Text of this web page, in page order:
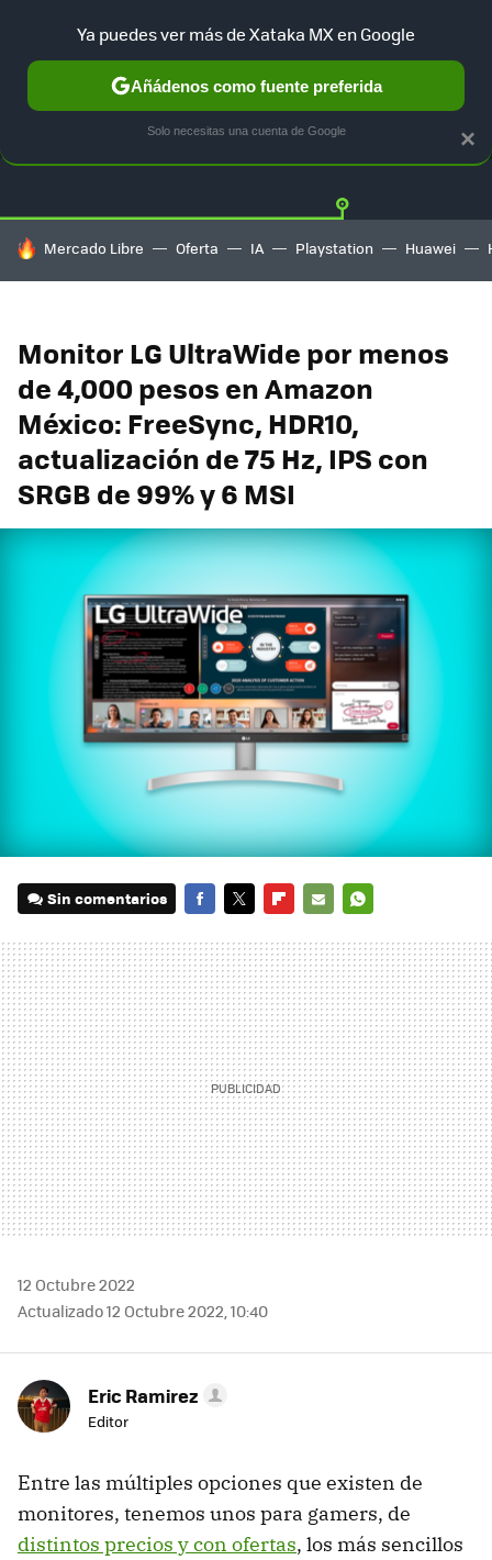
GUÍA DE COMPRAS MERCADO LIBRE
HOY SE HABLA DE
Mercado Libre Oferta IA Playstation Huawei
Monitor LG UltraWide por menos
de 4,000 pesos en Amazon
México: FreeSync, HDR10,
actualización de 75 Hz, IPS con
SRGB de 99% y 6 MSI
Sin comentarios
MAIL
12 Octubre 2022
Actualizado 12 Octubre 2022, 10:40
Eric Ramirez
Editor
Entre las múltiples opciones que existen de
monitores, tenemos unos para gamers, de
distintos precios y con ofertas, los más sencillos
×
Ya puedes ver más de Xataka MX en Google
Añádenos como fuente preferida
Solo necesitas una cuenta de Google